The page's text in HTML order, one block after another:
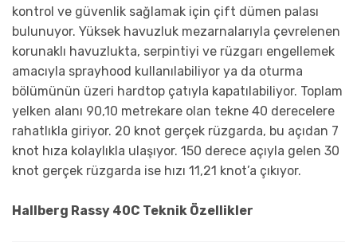
kontrol ve güvenlik sağlamak için çift dümen palası
bulunuyor. Yüksek havuzluk mezarnalarıyla çevrelenen
korunaklı havuzlukta, serpintiyi ve rüzgarı engellemek
amacıyla sprayhood kullanılabiliyor ya da oturma
bölümünün üzeri hardtop çatıyla kapatılabiliyor. Toplam
yelken alanı 90,10 metrekare olan tekne 40 derecelere
rahatlıkla giriyor. 20 knot gerçek rüzgarda, bu açıdan 7
knot hıza kolaylıkla ulaşıyor. 150 derece açıyla gelen 30
knot gerçek rüzgarda ise hızı 11,21 knot’a çıkıyor.
Hallberg Rassy 40C Teknik Özellikler